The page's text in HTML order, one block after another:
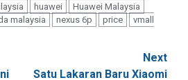
huawei
Huawei Malaysia
malaysia nexus 6p price
vmall
Next
Satu Lakaran Baru Xiaomi